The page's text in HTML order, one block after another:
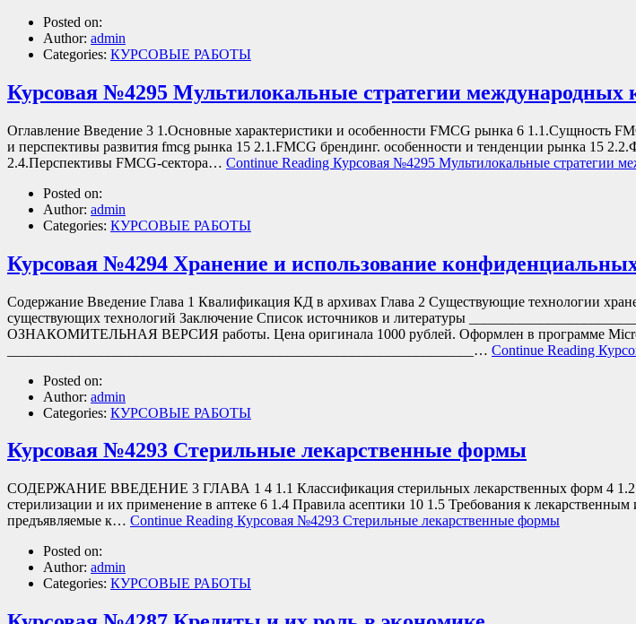
Posted on:
Author: admin
Categories: КУРСОВЫЕ РАБОТЫ
Курсовая №4295 Мультилокальные стратегии международных
Оглавление Введение 3 1.Основные характеристики и особенности FMCG рынка 6 1.1.Сущность
и перспективы развития fmcg рынка 15 2.1.FMCG брендинг. особенности и тенденции рынка 15
2.4.Перспективы FMCG-сектора… Continue Reading Курсовая №4295 Мультилокальные стратегии
Posted on:
Author: admin
Categories: КУРСОВЫЕ РАБОТЫ
Курсовая №4294 Хранение и использование
Содержание Введение Глава 1 Квалификация КД в архивах Глава 2 Существующие технологии
существующих технологий Заключение Список источников и литературы
ОЗНАКОМИТЕЛЬНАЯ ВЕРСИЯ работы. Цена оригинала 1000 рублей. Оформлен в программе
_________________________________________________________________… Continue Reading
Posted on:
Author: admin
Categories: КУРСОВЫЕ РАБОТЫ
Курсовая №4293 Стерильные лекарственные формы
СОДЕРЖАНИЕ ВВЕДЕНИЕ 3 ГЛАВА 1 4 1.1 Классификация стерильных лекарственных форм 4 1.2
стерилизации и их применение в аптеке 6 1.4 Правила асептики 10 1.5 Требования к
предъявляемые к… Continue Reading Курсовая №4293 Стерильные лекарственные формы
Posted on:
Author: admin
Categories: КУРСОВЫЕ РАБОТЫ